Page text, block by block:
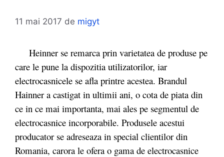
11 mai 2017 de migyt
Heinner se remarca prin varietatea de produse pe
care le pune la dispozitia utilizatorilor, iar
electrocasnicele se afla printre acestea. Brandul
Hainner a castigat in ultimii ani, o cota de piata din
ce in ce mai importanta, mai ales pe segmentul de
electrocasnice incorporabile. Produsele acestui
producator se adreseaza in special clientilor din
Romania, carora le ofera o gama de electrocasnice